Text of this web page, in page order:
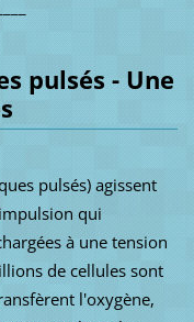
pulsés - Une
pulsés) agissent
qui
à une tension
de cellules sont
l'oxygène,